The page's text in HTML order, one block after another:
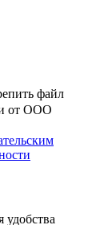
файл
от ООО
удобства